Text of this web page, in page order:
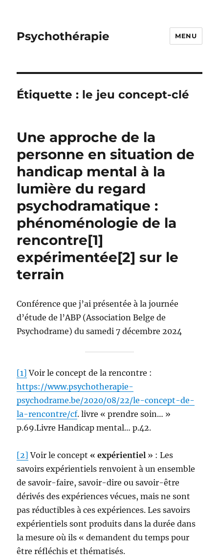
Psychothérapie MENU
Étiquette : le jeu concept-clé
Une approche de la
personne en situation de
handicap mental à la
lumière du regard
psychodramatique :
phénoménologie de la
rencontre[1]
expérimentée[2] sur le
terrain
Conférence que j’ai présentée à la journée
d’étude de l’ABP (Association Belge de
Psychodrame) du samedi 7 décembre 2024
[1] Voir le concept de la rencontre :
https://www.psychotherapie-
psychodrame.be/2020/08/22/le-concept-de-
la-rencontre/cf. livre « prendre soin… »
p.69.Livre Handicap mental… p.42.
[2] Voir le concept « expérientiel » : Les
savoirs expérientiels renvoient à un ensemble
de savoir-faire, savoir-dire ou savoir-être
dérivés des expériences vécues, mais ne sont
pas réductibles à ces expériences. Les savoirs
expérientiels sont produits dans la durée dans
la mesure où ils « demandent du temps pour
être réfléchis et thématisés.